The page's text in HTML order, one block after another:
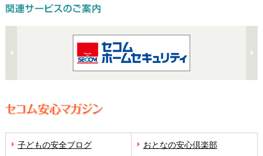
子どもの安全ブログ おとなの安心倶楽部